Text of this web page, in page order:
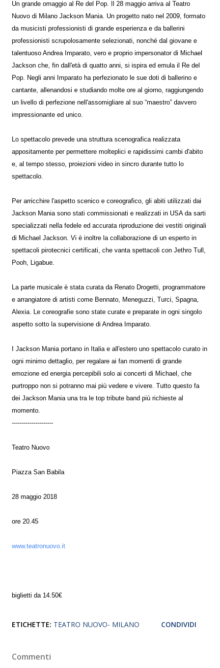
Un grande omaggio al Re del Pop. Il 28 maggio arriva al Teatro
Nuovo di Milano Jackson Mania. Un progetto nato nel 2009, formato
da musicisti professionisti di grande esperienza e da ballerini
professionisti scrupolosamente selezionati, nonché dal giovane e
talentuoso Andrea Imparato, vero e proprio impersonator di Michael
Jackson che, fin dall'età di quatto anni, si ispira ed emula il Re del
Pop. Negli anni Imparato ha perfezionato le sue doti di ballerino e
cantante, allenandosi e studiando molte ore al giorno, raggiungendo
un livello di perfezione nell'assomigliare al suo “maestro” davvero
impressionante ed unico.
Lo spettacolo prevede una struttura scenografica realizzata
appositamente per permettere molteplici e rapidissimi cambi d'abito
e, al tempo stesso, proiezioni video in sincro durante tutto lo
spettacolo.
Per arricchire l'aspetto scenico e coreografico, gli abiti utilizzati dai
Jackson Mania sono stati commissionati e realizzati in USA da sarti
specializzati nella fedele ed accurata riproduzione dei vestiti originali
di Michael Jackson. Vi è inoltre la collaborazione di un esperto in
spettacoli pirotecnici certificati, che vanta spettacoli con Jethro Tull,
Pooh, Ligabue.
La parte musicale è stata curata da Renato Drogetti, programmatore
e arrangiatore di artisti come Bennato, Meneguzzi, Turci, Spagna,
Alexia. Le coreografie sono state curate e preparate in ogni singolo
aspetto sotto la supervisione di Andrea Imparato.
I Jackson Mania portano in Italia e all'estero uno spettacolo curato in
ogni minimo dettaglio, per regalare ai fan momenti di grande
emozione ed energia percepibili solo ai concerti di Michael, che
purtroppo non si potranno mai più vedere e vivere. Tutto questo fa
dei Jackson Mania una tra le top tribute band più richieste al
momento.
---------------------
Teatro Nuovo
Piazza San Babila
28 maggio 2018
ore 20.45
www.teatronuovo.it
biglietti da 14.50€
ETICHETTE: TEATRO NUOVO- MILANO CONDIVIDI
Commenti